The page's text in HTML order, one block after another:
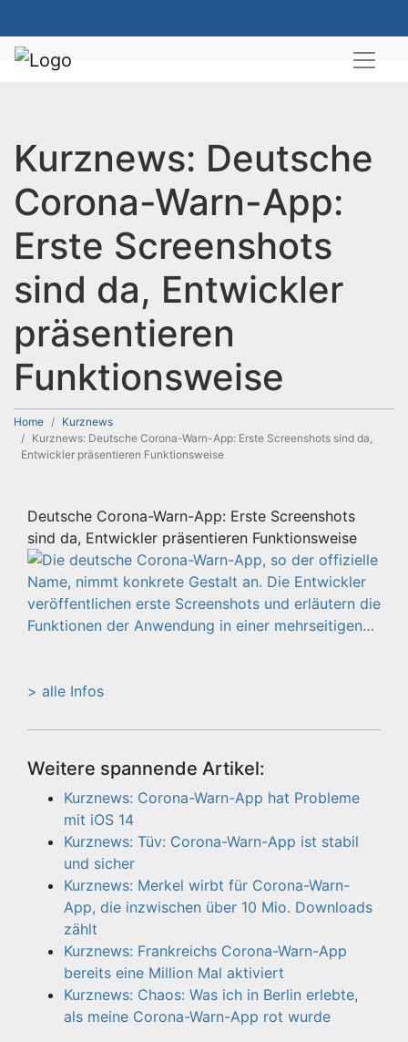
Kurznews: Deutsche
Corona-Warn-App:
Erste Screenshots
sind da, Entwickler
präsentieren
Funktionsweise
Home
Kurznews
Kurznews: Deutsche Corona-Warn-App: Erste Screenshots sind da,
Entwickler präsentieren Funktionsweise
Deutsche Corona-Warn-App: Erste Screenshots
sind da, Entwickler präsentieren Funktionsweise
> alle Infos
Weitere spannende Artikel:
Kurznews: Corona-Warn-App hat Probleme
mit iOS 14
Kurznews: Tüv: Corona-Warn-App ist stabil
und sicher
Kurznews: Merkel wirbt für Corona-Warn-
App, die inzwischen über 10 Mio. Downloads
zählt
Kurznews: Frankreichs Corona-Warn-App
bereits eine Million Mal aktiviert
Kurznews: Chaos: Was ich in Berlin erlebte,
als meine Corona-Warn-App rot wurde